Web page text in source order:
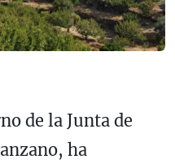
de la Junta de
ha